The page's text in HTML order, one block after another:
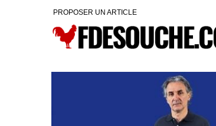
PROPOSER UN ARTICLE